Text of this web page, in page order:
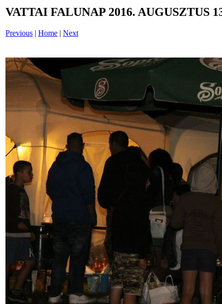
VATTAI FALUNAP 2016. AUGUSZTUS
Previous | Home | Next